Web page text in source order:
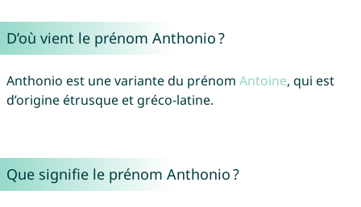
D’où vient le prénom Anthonio ?
Anthonio est une variante du prénom Antoine, qui est
d’origine étrusque et gréco-latine.
Que signifie le prénom Anthonio ?